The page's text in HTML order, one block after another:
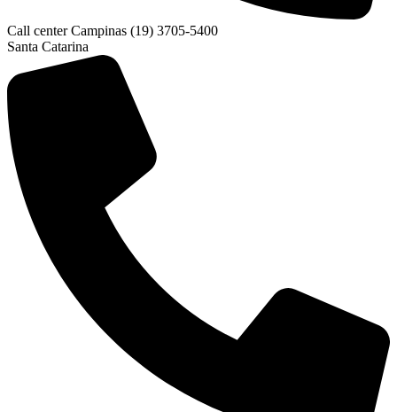
Call center Campinas (19) 3705-5400
Santa Catarina